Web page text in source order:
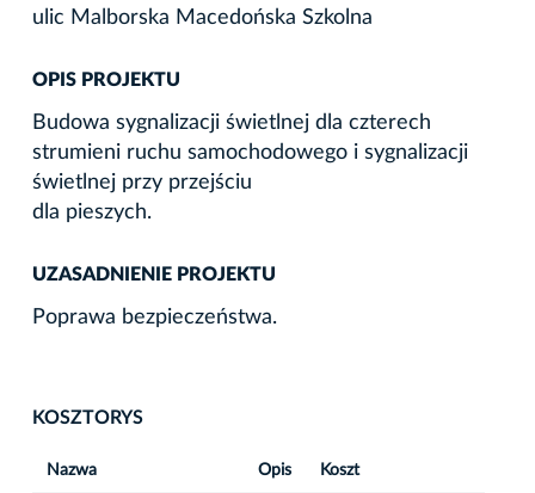
ulic Malborska Macedońska Szkolna
OPIS PROJEKTU
Budowa sygnalizacji świetlnej dla czterech
strumieni ruchu samochodowego i sygnalizacji
świetlnej przy przejściu
dla pieszych.
UZASADNIENIE PROJEKTU
Poprawa bezpieczeństwa.
KOSZTORYS
Nazwa Opis Koszt